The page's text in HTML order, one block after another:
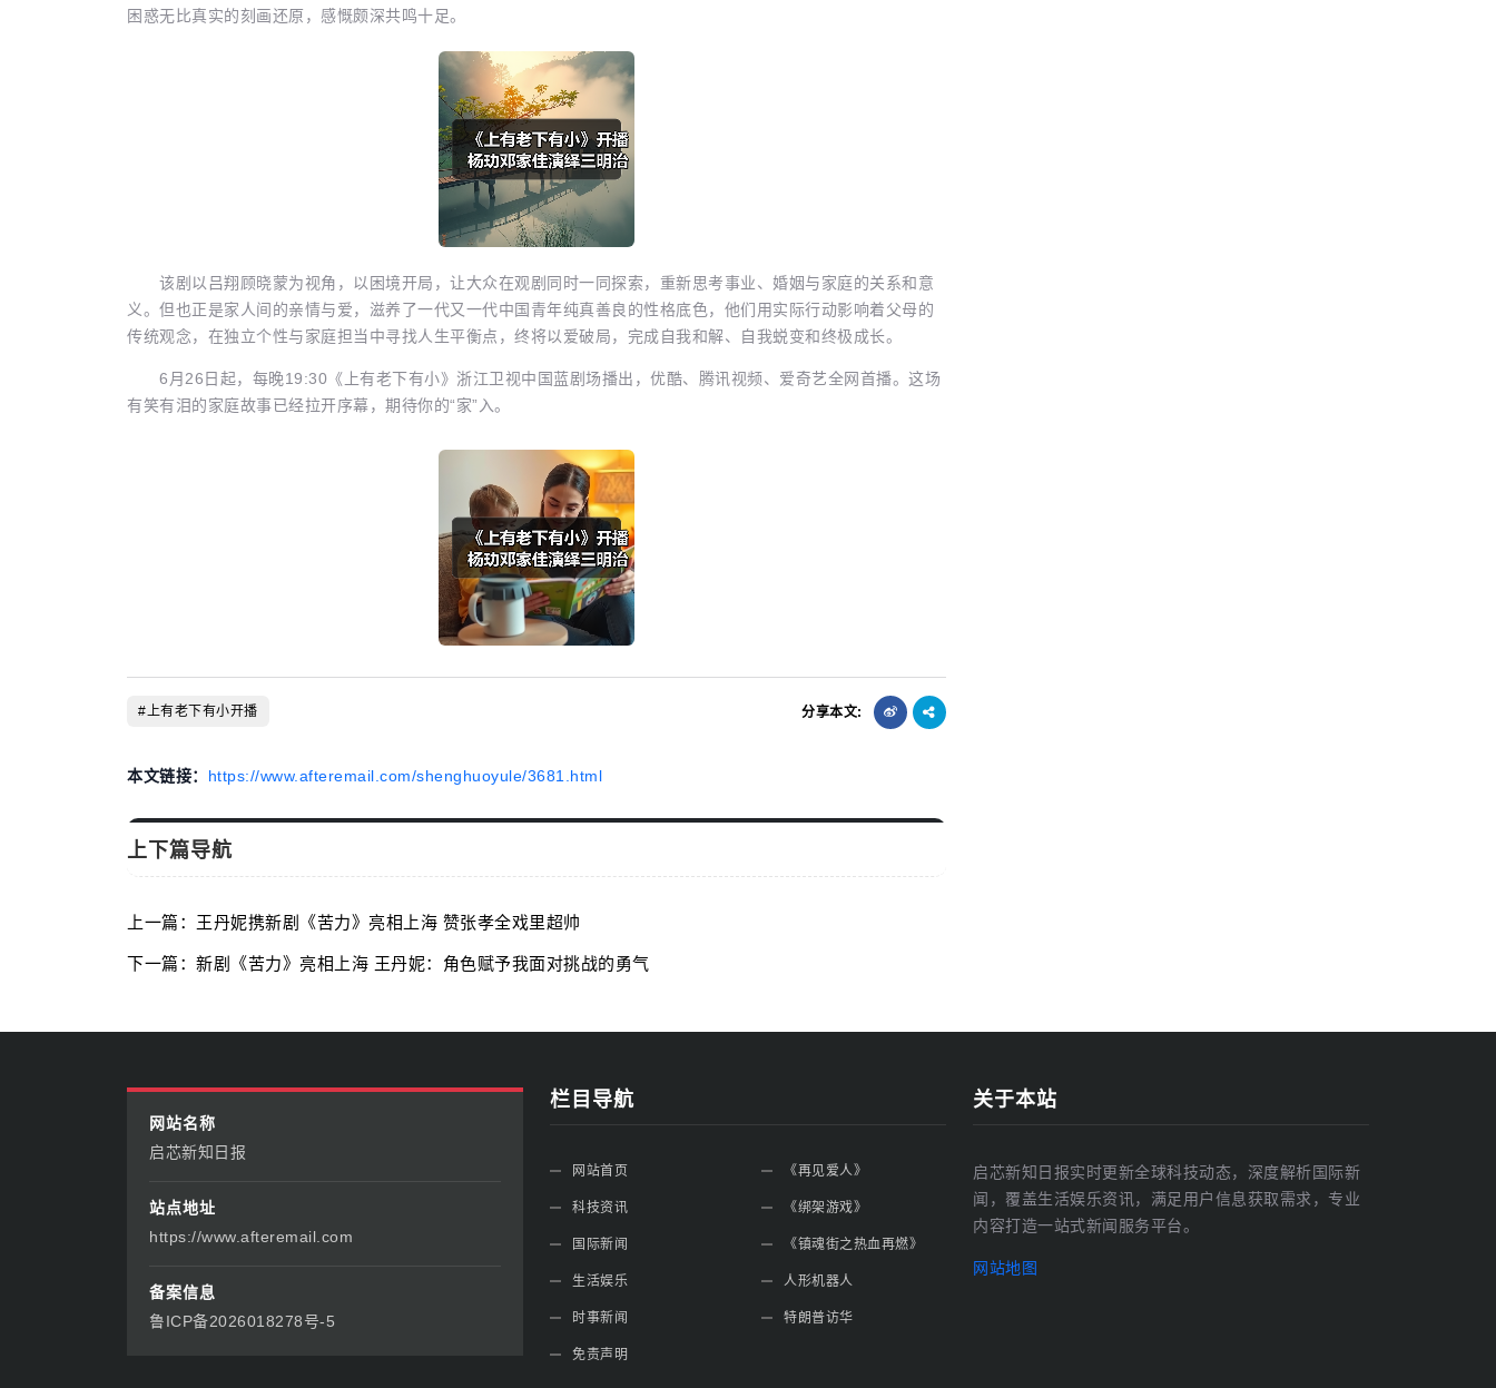
困惑无比真实的刻画还原，感慨颇深共鸣十足。
该剧以吕翔顾晓蒙为视角，以困境开局，让大众在观剧同时一同探索，重新思考事业、婚姻与家庭的关系和意
义。但也正是家人间的亲情与爱，滋养了一代又一代中国青年纯真善良的性格底色，他们用实际行动影响着父母的
传统观念，在独立个性与家庭担当中寻找人生平衡点，终将以爱破局，完成自我和解、自我蜕变和终极成长。
6月26日起，每晚19:30《上有老下有小》浙江卫视中国蓝剧场播出，优酷、腾讯视频、爱奇艺全网首播。这场
有笑有泪的家庭故事已经拉开序幕，期待你的“家”入。
#上有老下有小开播 分享本文:
本文链接： https://www.afteremail.com/shenghuoyule/3681.html
上下篇导航
上一篇：王丹妮携新剧《苦力》亮相上海 赞张孝全戏里超帅
下一篇：新剧《苦力》亮相上海 王丹妮：角色赋予我面对挑战的勇气
网站名称
启芯新知日报
站点地址
https://www.afteremail.com
备案信息
鲁ICP备2026018278号-5
栏目导航
网站首页
科技资讯
国际新闻
生活娱乐
时事新闻
免责声明
《再见爱人》
《绑架游戏》
《镇魂街之热血再燃》
人形机器人
特朗普访华
关于本站
启芯新知日报实时更新全球科技动态，深度解析国际新
闻，覆盖生活娱乐资讯，满足用户信息获取需求，专业
内容打造一站式新闻服务平台。
网站地图